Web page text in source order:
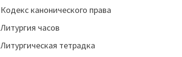
Кодекс канонического права
Литургия часов
Литургическая тетрадка